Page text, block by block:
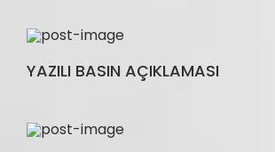
YAZILI BASIN AÇIKLAMASI